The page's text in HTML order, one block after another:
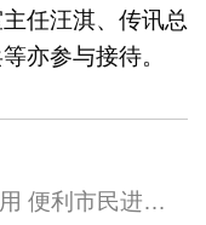
任汪淇、传讯总
亦参与接待。
便利市民进出